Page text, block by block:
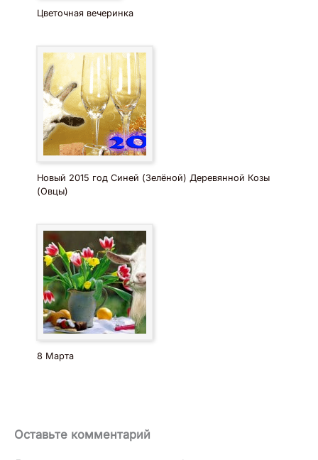
Цветочная вечеринка
Новый 2015 год Синей (Зелёной) Деревянной Козы
(Овцы)
8 Марта
Оставьте комментарий